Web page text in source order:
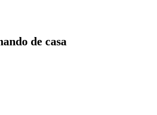
de casa